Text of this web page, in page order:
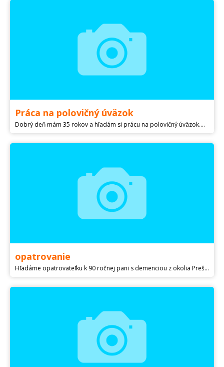
Práca na polovičný úväzok
Dobrý deň mám 35 rokov a hľadám si prácu na polovičný úväzok.mam opatrovateľský kurz i prax v asistencií,a technické vzdelanie i prax,ďakujem za info
opatrovanie
Hľadáme opatrovateľku k 90 ročnej pani s demenciou z okolia Prešova. Pani je milá, bezproblémová, spoločenská, komunikatívna. Potrebuje pomôcť hygienou a starostlivosťou o domácnosť. V prípade záujmu nás kontaktujte.